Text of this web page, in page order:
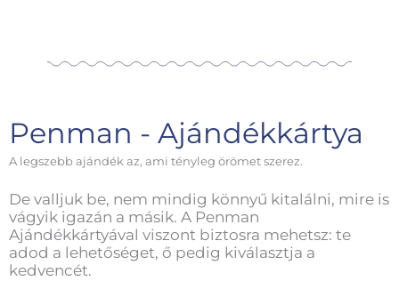
Penman - Ajándékkártya
A legszebb ajándék az, ami tényleg örömet szerez.
De valljuk be, nem mindig könnyű kitalálni, mire is
vágyik igazán a másik. A Penman
Ajándékkártyával viszont biztosra mehetsz: te
adod a lehetőséget, ő pedig kiválasztja a
kedvencét.